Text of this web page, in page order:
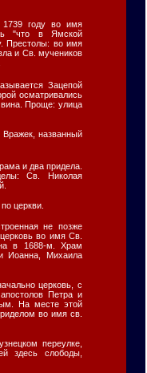
году во имя
"что в Ямской
Престолы: во имя
и Св. мучеников
Зацепой
осматривались
Проще: улица
названный
и два придела.
Св. Николая
церкви.
не позже
во имя Св.
в 1688-м. Храм
Иоанна, Михаила
церковь, с
Петра и
На месте этой
во имя св.
переулке,
здесь слободы,